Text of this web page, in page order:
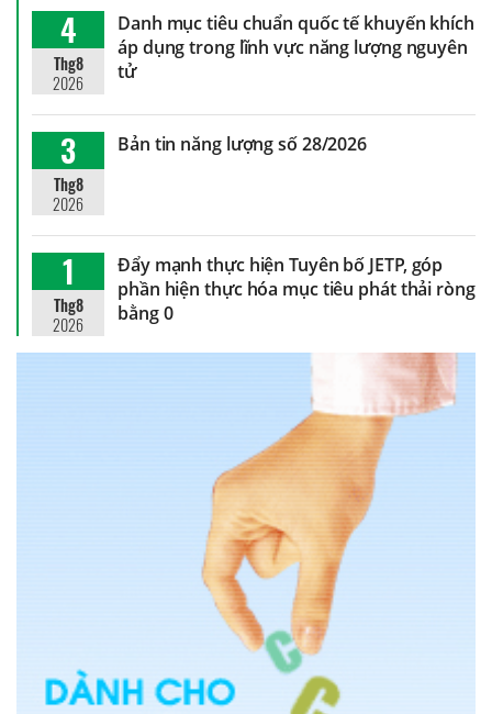
4
Thg8
2026
Danh mục tiêu chuẩn quốc tế khuyến khích
áp dụng trong lĩnh vực năng lượng nguyên
tử
3
Thg8
2026
Bản tin năng lượng số 28/2026
1
Thg8
2026
Đẩy mạnh thực hiện Tuyên bố JETP, góp
phần hiện thực hóa mục tiêu phát thải ròng
bằng 0